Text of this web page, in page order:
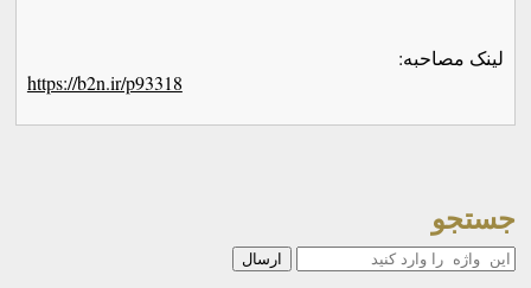
لینک مصاحبه:
https://b2n.ir/p93318
جستجو
جستجو